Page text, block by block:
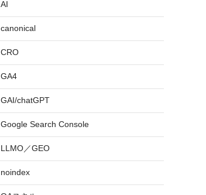
AI
canonical
CRO
GA4
GAI/chatGPT
Google Search Console
LLMO／GEO
noindex